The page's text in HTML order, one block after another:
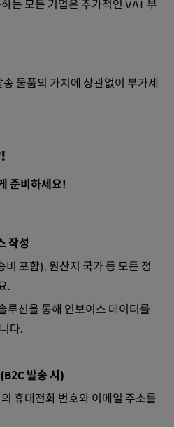
는 모든 기업은 추가적인 VAT 부
물품의 가치에 상관없이 부가세
준비하세요!
작성
비 포함), 원산지 국가 등 모든 정
.
루션을 통해 인보이스 데이터를
다.
발송 시)
휴대전화 번호와 이메일 주소를